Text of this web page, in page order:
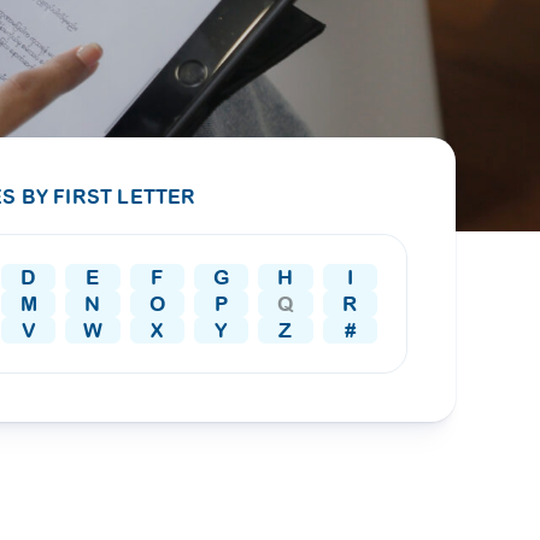
DISEASES AND CONDITIONS
22 APR 2026
ဆစ် ပြင်းထန်ကူးစက်ရောဂါ)
လီယွိုက်ဒိုးဆစ် ပြင်းထန်
ကူးစက်ရောဂါ...
PRESS RELEASE
29 AUG 2024
CLL HEALTH unveils
primary care
services
Yangon, Myanmar, 29
August 2024 — CLL
BY FIRST LETTER
D E F G H
I
M N O P Q
R
V W X Y Z #